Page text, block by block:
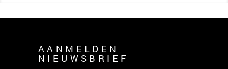
AANMELDEN
NIEUWSBRIEF